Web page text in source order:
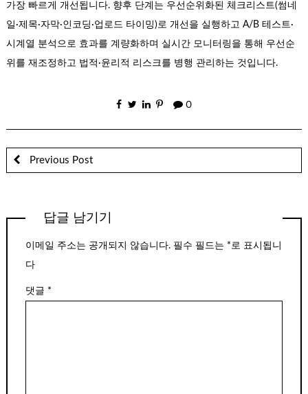
가장 빠르게 개선됩니다. 향후 단계는 우선순위화된 체크리스트(썸네
일·제목·자막·인코딩·업로드 타이밍)로 개선을 실행하고 A/B 테스트·
시계열 분석으로 효과를 계량화하며 실시간 모니터링을 통해 우선순
위를 재조정하고 법적·윤리적 리스크를 병행 관리하는 것입니다.
0
Previous Post
답글 남기기
이메일 주소는 공개되지 않습니다. 필수 필드는 *로 표시됩니
다
댓글 *